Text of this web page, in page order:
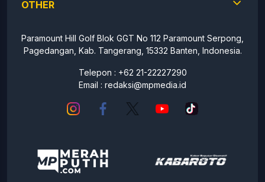
OTHER
Paramount Hill Golf Blok GGT No 112 Paramount Serpong,
Pagedangan, Kab. Tangerang, 15332 Banten, Indonesia.
Telepon : +62 21-22227290
Email : redaksi@mpmedia.id